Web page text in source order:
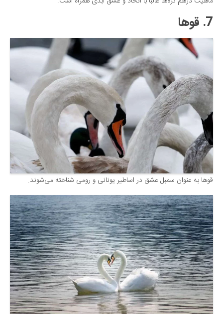
7. قوها
قوها به عنوان سمبل عشق در اساطیر یونانی و رومی شناخته می‌شوند.